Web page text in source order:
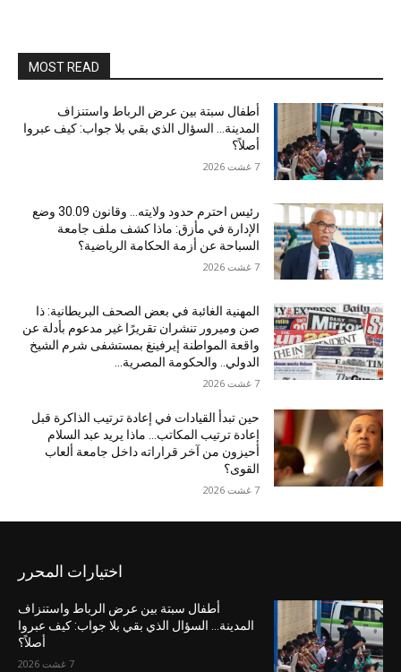
MOST READ
أطفال سبتة بين عرض الرباط واستنزاف
المدينة… السؤال الذي بقي بلا جواب: كيف عبروا
أصلاً؟
7 غشت 2026
رئيس احترم حدود ولايته… وقانون 30.09 وضع
الإدارة في مأزق: ماذا كشف ملف جامعة
السباحة عن أزمة الحكامة الرياضية؟
7 غشت 2026
المهنية الغائبة في بعض الصحف البريطانية: ذا
صن وميرور تنشران تقريرًا غير مدعوم بأدلة عن
واقعة المواطنة إيرفينغ بمستشفى شرم الشيخ
الدولي.. والحكومة المصرية...
7 غشت 2026
حين تبدأ القيادات في إعادة ترتيب الذاكرة قبل
إعادة ترتيب المكاتب… ماذا يريد عبد السلام
أحيزون من آخر قراراته داخل جامعة ألعاب
القوى؟
7 غشت 2026
اختيارات المحرر
أطفال سبتة بين عرض الرباط واستنزاف
المدينة… السؤال الذي بقي بلا جواب: كيف عبروا
أصلاً؟
7 غشت 2026